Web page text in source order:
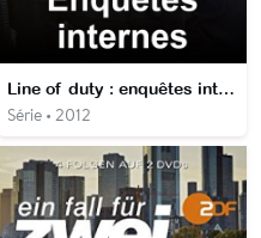
Line of duty : enquêtes internes
Série • 2012